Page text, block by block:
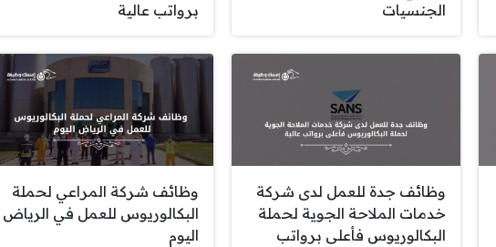
الجنسيات
برواتب عالية
وظائف جدة للعمل لدى شركة
خدمات الملاحة الجوية لحملة
البكالوريوس فأعلى برواتب
وظائف شركة المراعي لحملة
البكالوريوس للعمل في الرياض
اليوم